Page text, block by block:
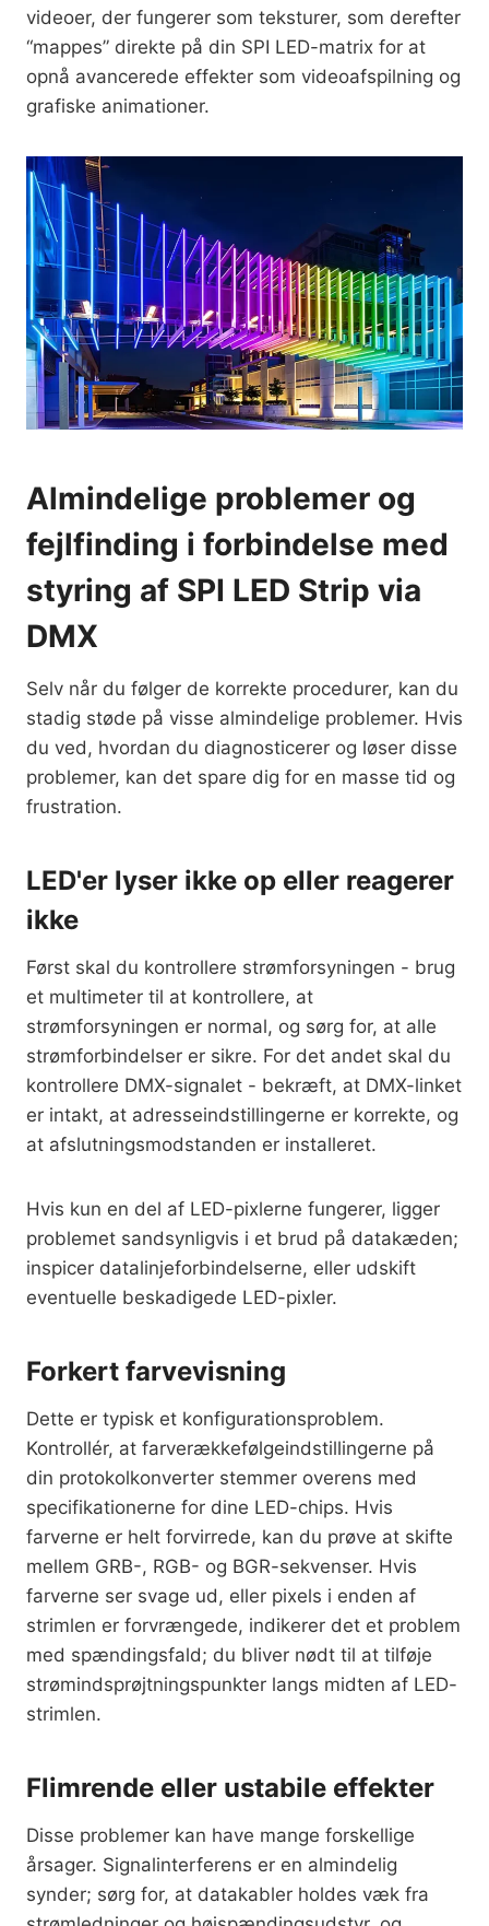
videoer, der fungerer som teksturer, som derefter
“mappes” direkte på din SPI LED-matrix for at
opnå avancerede effekter som videoafspilning og
grafiske animationer.
Almindelige problemer og
fejlfinding i forbindelse med
styring af SPI LED Strip via
DMX
Selv når du følger de korrekte procedurer, kan du
stadig støde på visse almindelige problemer. Hvis
du ved, hvordan du diagnosticerer og løser disse
problemer, kan det spare dig for en masse tid og
frustration.
LED'er lyser ikke op eller reagerer
ikke
Først skal du kontrollere strømforsyningen - brug
et multimeter til at kontrollere, at
strømforsyningen er normal, og sørg for, at alle
strømforbindelser er sikre. For det andet skal du
kontrollere DMX-signalet - bekræft, at DMX-linket
er intakt, at adresseindstillingerne er korrekte, og
at afslutningsmodstanden er installeret.
Hvis kun en del af LED-pixlerne fungerer, ligger
problemet sandsynligvis i et brud på datakæden;
inspicer datalinjeforbindelserne, eller udskift
eventuelle beskadigede LED-pixler.
Forkert farvevisning
Dette er typisk et konfigurationsproblem.
Kontrollér, at farverækkefølgeindstillingerne på
din protokolkonverter stemmer overens med
specifikationerne for dine LED-chips. Hvis
farverne er helt forvirrede, kan du prøve at skifte
mellem GRB-, RGB- og BGR-sekvenser. Hvis
farverne ser svage ud, eller pixels i enden af
strimlen er forvrængede, indikerer det et problem
med spændingsfald; du bliver nødt til at tilføje
strømindsprøjtningspunkter langs midten af LED-
strimlen.
Flimrende eller ustabile effekter
Disse problemer kan have mange forskellige
årsager. Signalinterferens er en almindelig
synder; sørg for, at datakabler holdes væk fra